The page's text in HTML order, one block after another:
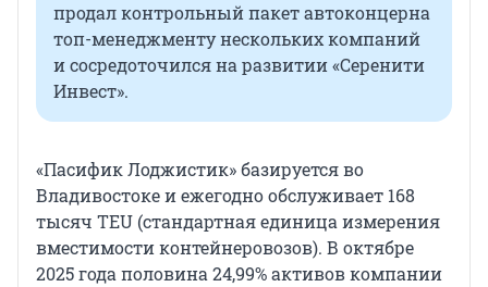
продал контрольный пакет автоконцерна
топ-менеджменту нескольких компаний
и сосредоточился на развитии «Серенити
Инвест».
«Пасифик Лоджистик» базируется во
Владивостоке и ежегодно обслуживает 168
тысяч TEU (стандартная единица измерения
вместимости контейнеровозов). В октябре
2025 года половина 24,99% активов компании